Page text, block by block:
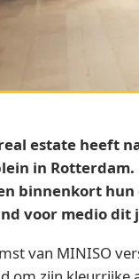
estate heeft
in
binnenkort hun
voor medio dit
van MINISO